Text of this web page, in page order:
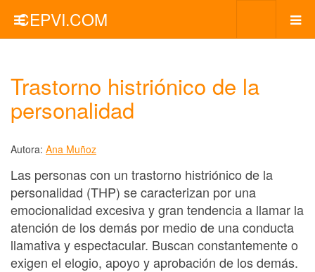
CEPVI.COM
Trastorno histriónico de la
personalidad
Autora: Ana Muñoz
Las personas con un trastorno histriónico de la
personalidad (THP) se caracterizan por una
emocionalidad excesiva y gran tendencia a llamar la
atención de los demás por medio de una conducta
llamativa y espectacular. Buscan constantemente o
exigen el elogio, apoyo y aprobación de los demás.